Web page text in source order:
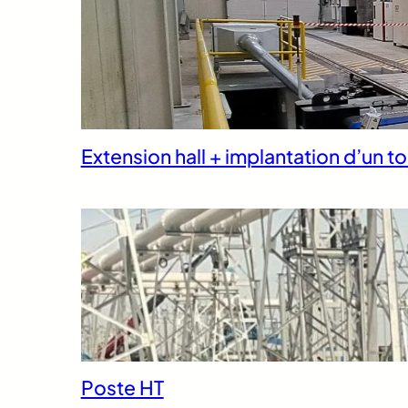
Extension hall + implantation d’un
Poste HT